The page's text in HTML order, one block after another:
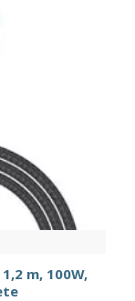
1,2 m, 100W,